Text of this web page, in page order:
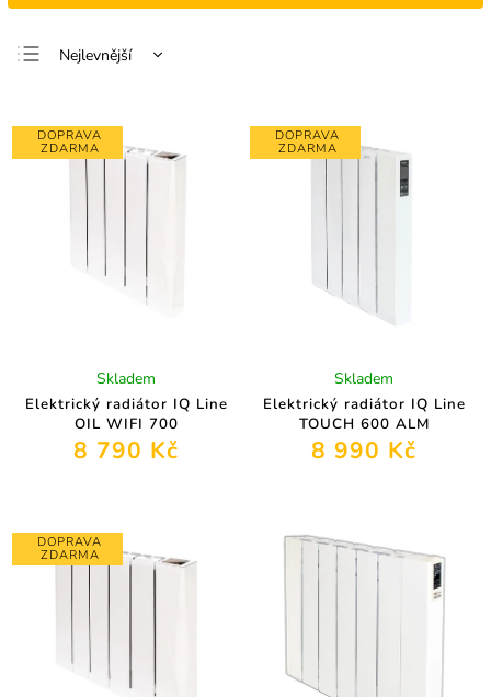
Nejlevnější
Nejprodávanější
Abecedně
DOPRAVA
ZDARMA
Elektrický radiátor IQ Line
OIL WIFI 700
Skladem
8 790 Kč
DOPRAVA
ZDARMA
Elektrický radiátor IQ Line
TOUCH 600 ALM
Skladem
8 990 Kč
DOPRAVA
ZDARMA